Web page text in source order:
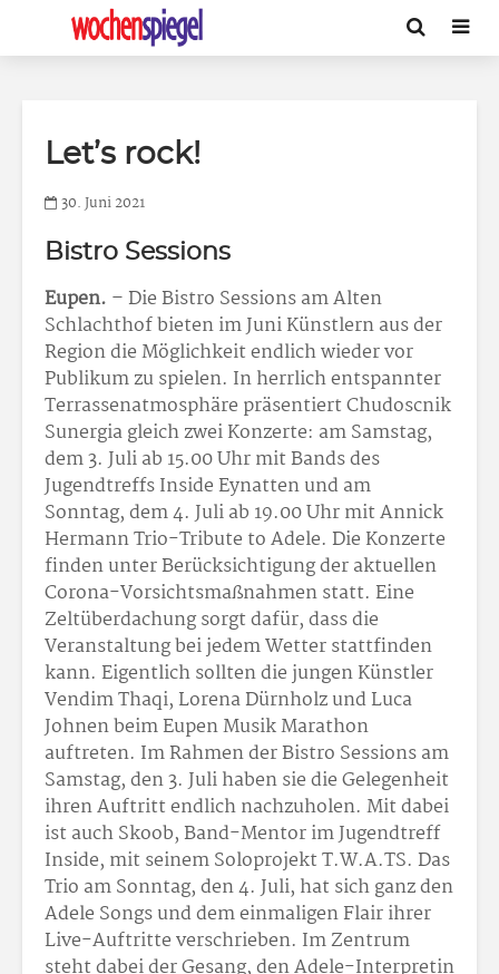
Let’s rock!
30. Juni 2021
Bistro Sessions
Eupen. – Die Bistro Sessions am Alten
Schlachthof bieten im Juni Künstlern aus der
Region die Möglichkeit endlich wieder vor
Publikum zu spielen. In herrlich entspannter
Terrassenatmosphäre präsentiert Chudoscnik
Sunergia gleich zwei Konzerte: am Samstag,
dem 3. Juli ab 15.00 Uhr mit Bands des
Jugendtreffs Inside Eynatten und am
Sonntag, dem 4. Juli ab 19.00 Uhr mit Annick
Hermann Trio-Tribute to Adele. Die Konzerte
finden unter Berücksichtigung der aktuellen
Corona-Vorsichtsmaßnahmen statt. Eine
Zeltüberdachung sorgt dafür, dass die
Veranstaltung bei jedem Wetter stattfinden
kann. Eigentlich sollten die jungen Künstler
Vendim Thaqi, Lorena Dürnholz und Luca
Johnen beim Eupen Musik Marathon
auftreten. Im Rahmen der Bistro Sessions am
Samstag, den 3. Juli haben sie die Gelegenheit
ihren Auftritt endlich nachzuholen. Mit dabei
ist auch Skoob, Band-Mentor im Jugendtreff
Inside, mit seinem Soloprojekt T.W.A.TS. Das
Trio am Sonntag, den 4. Juli, hat sich ganz den
Adele Songs und dem einmaligen Flair ihrer
Live-Auftritte verschrieben. Im Zentrum
steht dabei der Gesang, den Adele-Interpretin